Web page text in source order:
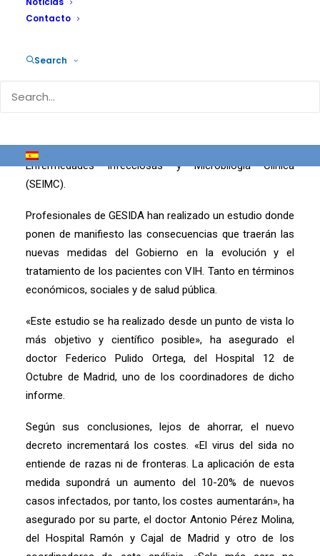
Contacto
Search
«La retirada de la atención sanitaria a los inmigrantes sin
por VIH durante el primer año de aplicación de esta
investigación del sida de la Sociedad Española de
Enfermedades Infecciosas y Microbilogía Clínica
(SEIMC).
Profesionales de GESIDA han realizado un estudio donde
ponen de manifiesto las consecuencias que traerán las
nuevas medidas del Gobierno en la evolución y el
tratamiento de los pacientes con VIH. Tanto en términos
económicos, sociales y de salud pública.
«Este estudio se ha realizado desde un punto de vista lo
más objetivo y científico posible», ha asegurado el
doctor Federico Pulido Ortega, del Hospital 12 de
Octubre de Madrid, uno de los coordinadores de dicho
informe.
Según sus conclusiones, lejos de ahorrar, el nuevo
decreto incrementará los costes. «El virus del sida no
entiende de razas ni de fronteras. La aplicación de esta
medida supondrá un aumento del 10-20% de nuevos
casos infectados, por tanto, los costes aumentarán», ha
asegurado por su parte, el doctor Antonio Pérez Molina,
del Hospital Ramón y Cajal de Madrid y otro de los